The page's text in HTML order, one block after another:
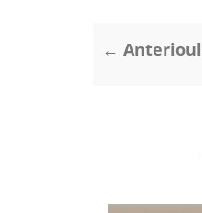
← Anterioul